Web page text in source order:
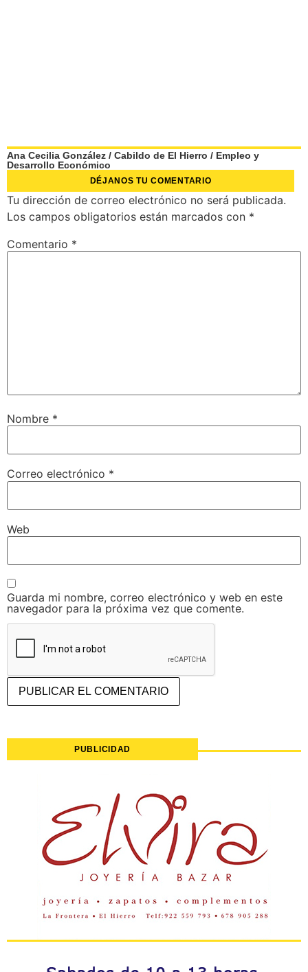
Ana Cecilia González / Cabildo de El Hierro / Empleo y
Desarrollo Económico
DÉJANOS TU COMENTARIO
Tu dirección de correo electrónico no será publicada.
Los campos obligatorios están marcados con *
Comentario *
Nombre *
Correo electrónico *
Web
Guarda mi nombre, correo electrónico y web en este
navegador para la próxima vez que comente.
PUBLICIDAD